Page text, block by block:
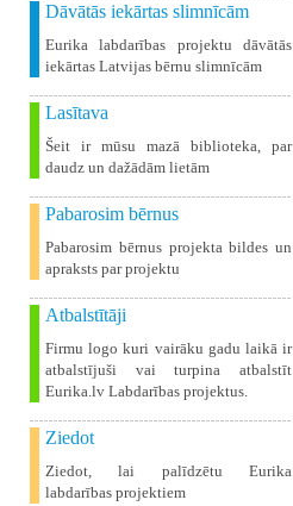
Dāvātās iekārtas slimnīcām
Eurika labdarības projektu dāvātās
iekārtas Latvijas bērnu slimnīcām
Lasītava
Šeit ir mūsu mazā biblioteka, par
daudz un dažādām lietām
Pabarosim bērnus
Pabarosim bērnus projekta bildes un
apraksts par projektu
Atbalstītāji
Firmu logo kuri vairāku gadu laikā ir
atbalstījuši vai turpina atbalstīt
Eurika.lv Labdarības projektus.
Ziedot
Ziedot, lai palīdzētu Eurika
labdarības projektiem